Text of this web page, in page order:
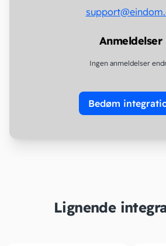
Anmeldelser
Ingen anmeldelser
Bedøm
Lignende